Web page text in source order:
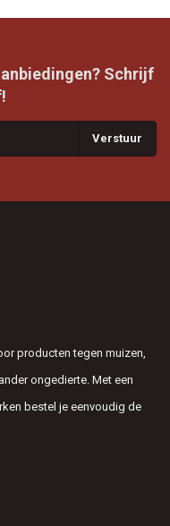
Schrijf
Verstuur
producten tegen muizen,
ongedierte. Met een
bestel je eenvoudig de